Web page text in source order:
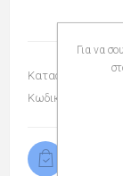
Κατασκευαστής:
Κωδικός προϊόντος:
Για να